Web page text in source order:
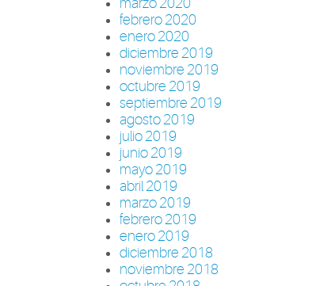
marzo 2020
febrero 2020
enero 2020
diciembre 2019
noviembre 2019
octubre 2019
septiembre 2019
agosto 2019
julio 2019
junio 2019
mayo 2019
abril 2019
marzo 2019
febrero 2019
enero 2019
diciembre 2018
noviembre 2018